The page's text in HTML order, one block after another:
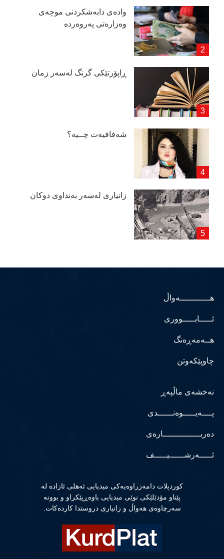
وادەی دابەشكردنی موچەی
وەزارەتی پەروەردە
ڕاپۆرتێكی گرنگ لەسەر زمان
شەفافیەت چــیە؟
زانیاری لەسەر بەنداوی دوكان
هــــــــــــەواڵ
ئـــــابـــــووری
هــەمەڕەنگ
چاوپێکەوتن
نەخشەی ماڵپەڕ
پــــەیـــــوەنــــــدی
دەربـــــــــــــــارەی
ئـــــەرشــــــیـــــف
كوردپلات دامەزراوەیەكی میدیایی ئەهلی ئازادە لە
پێناو مۆدێلێكی نوێی میدیایی باوەڕپێكراو و بوونە
سەرچاوەی هەواڵ و زانیاری دروستدا كاردەكات.